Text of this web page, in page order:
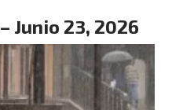
Junio 23, 2026